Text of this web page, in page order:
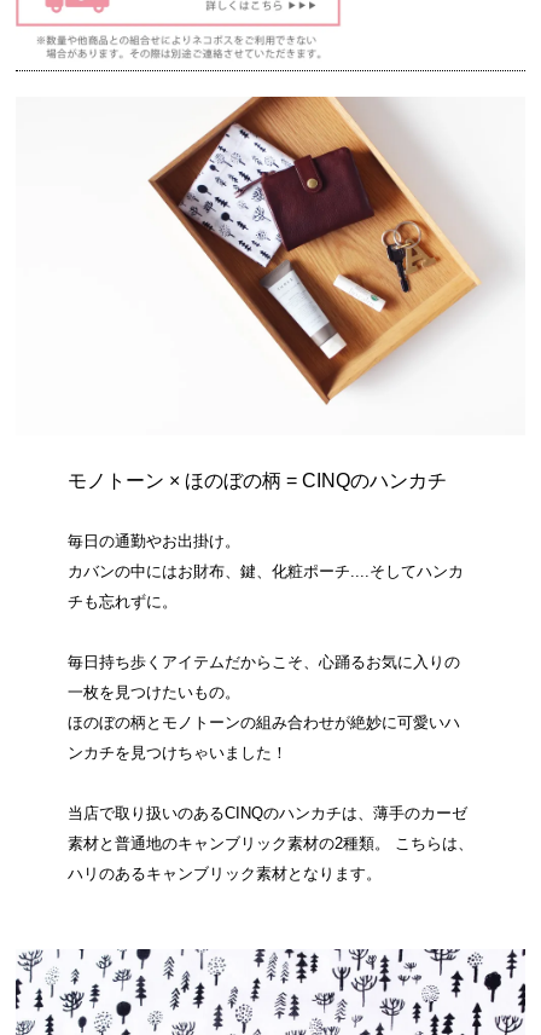
モノトーン × ほのぼの柄 = CINQのハンカチ
毎日の通勤やお出掛け。
カバンの中にはお財布、鍵、化粧ポーチ....そしてハンカ
チも忘れずに。
毎日持ち歩くアイテムだからこそ、心踊るお気に入りの
一枚を見つけたいもの。
ほのぼの柄とモノトーンの組み合わせが絶妙に可愛いハ
ンカチを見つけちゃいました！
当店で取り扱いのあるCINQのハンカチは、薄手のカーゼ
素材と普通地のキャンブリック素材の2種類。 こちらは、
ハリのあるキャンブリック素材となります。